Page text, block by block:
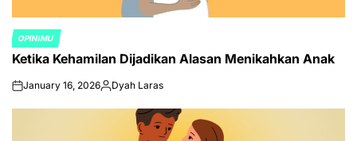
POSTED
IN
OPINIMU
Ketika Kehamilan Dijadikan Alasan Menikahkan Anak
onJanuary 16, 2026Posted
Dyah Laras